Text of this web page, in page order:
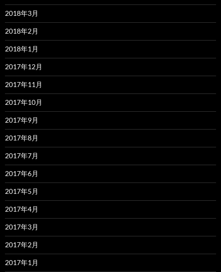
2018年3月
2018年2月
2018年1月
2017年12月
2017年11月
2017年10月
2017年9月
2017年8月
2017年7月
2017年6月
2017年5月
2017年4月
2017年3月
2017年2月
2017年1月